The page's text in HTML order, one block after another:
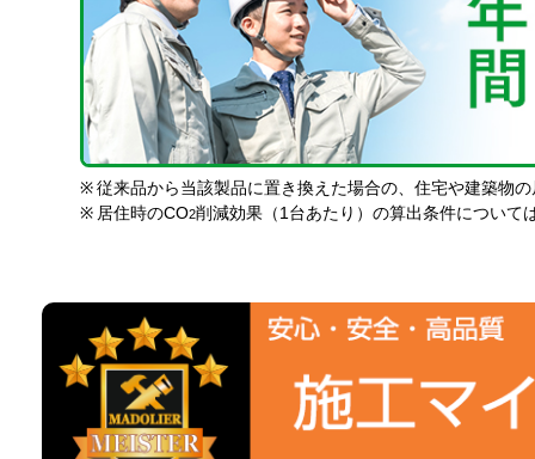
※ 従来品から当該製品に置き換えた場合の、住宅や建築物
※ 居住時のCO2削減効果（1台あたり）の算出条件について